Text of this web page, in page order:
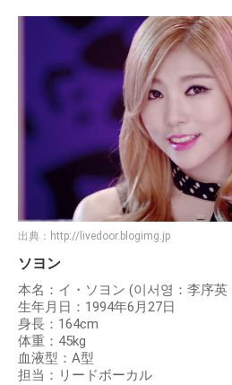
出典： http://livedoor.blogimg.jp
ソヨン
本名：イ・ソヨン (이서영：李序英
生年月日：1994年6月27日
身長：164cm
体重：45kg
血液型：A型
担当：リードボーカル